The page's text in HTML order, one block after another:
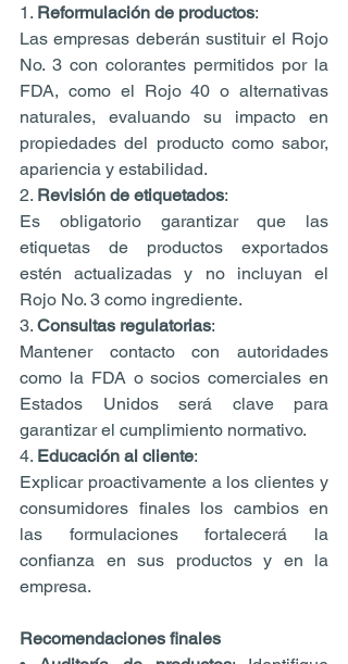
1. Reformulación de productos:
Las empresas deberán sustituir el Rojo
No. 3 con colorantes permitidos por la
FDA, como el Rojo 40 o alternativas
naturales, evaluando su impacto en
propiedades del producto como sabor,
apariencia y estabilidad.
2. Revisión de etiquetados:
Es obligatorio garantizar que las
etiquetas de productos exportados
estén actualizadas y no incluyan el
Rojo No. 3 como ingrediente.
3. Consultas regulatorias:
Mantener contacto con autoridades
como la FDA o socios comerciales en
Estados Unidos será clave para
garantizar el cumplimiento normativo.
4. Educación al cliente:
Explicar proactivamente a los clientes y
consumidores finales los cambios en
las formulaciones fortalecerá la
confianza en sus productos y en la
empresa.
Recomendaciones finales